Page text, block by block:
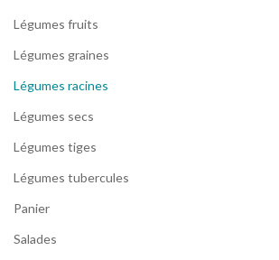
Légumes fruits
Légumes graines
Légumes racines
Légumes secs
Légumes tiges
Légumes tubercules
Panier
Salades